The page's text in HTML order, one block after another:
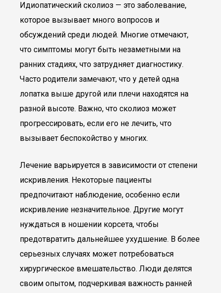
Идиопатический сколиоз — это заболевание,
которое вызывает много вопросов и
обсуждений среди людей. Многие отмечают,
что симптомы могут быть незаметными на
ранних стадиях, что затрудняет диагностику.
Часто родители замечают, что у детей одна
лопатка выше другой или плечи находятся на
разной высоте. Важно, что сколиоз может
прогрессировать, если его не лечить, что
вызывает беспокойство у многих.
Лечение варьируется в зависимости от степени
искривления. Некоторые пациенты
предпочитают наблюдение, особенно если
искривление незначительное. Другие могут
нуждаться в ношении корсета, чтобы
предотвратить дальнейшее ухудшение. В более
серьезных случаях может потребоваться
хирургическое вмешательство. Люди делятся
своим опытом, подчеркивая важность ранней